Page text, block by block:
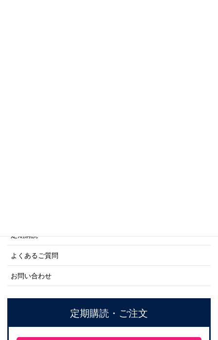
定期購読
よくあるご質問
お問い合わせ
定期購読・ご注文